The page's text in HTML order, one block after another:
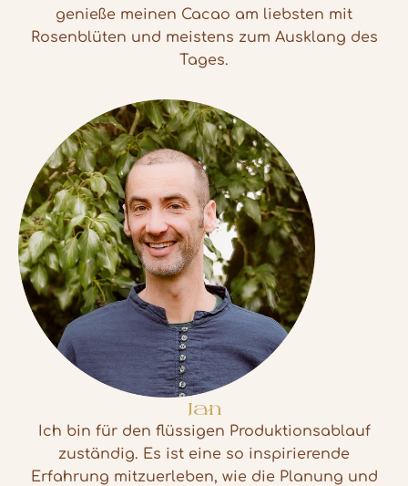
genieße meinen Cacao am liebsten mit
Rosenblüten und meistens zum Ausklang des
Tages.
Jan
Ich bin für den flüssigen Produktionsablauf
zuständig. Es ist eine so inspirierende
Erfahrung mitzuerleben, wie die Planung und